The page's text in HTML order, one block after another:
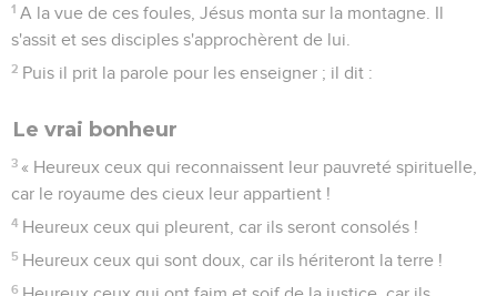
1 A la vue de ces foules, Jésus monta sur la montagne. Il
s'assit et ses disciples s'approchèrent de lui.
2 Puis il prit la parole pour les enseigner ; il dit :
Le vrai bonheur
3 « Heureux ceux qui reconnaissent leur pauvreté spirituelle,
car le royaume des cieux leur appartient !
4 Heureux ceux qui pleurent, car ils seront consolés !
5 Heureux ceux qui sont doux, car ils hériteront la terre !
6